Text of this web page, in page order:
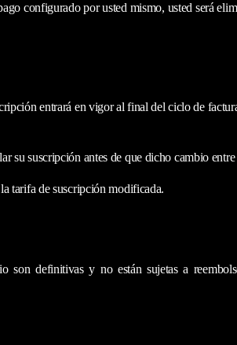
configurado por usted mismo, usted será
entrará en vigor al final del ciclo de
su suscripción antes de que dicho cambio
tarifa de suscripción modificada.
son definitivas y no están sujetas a